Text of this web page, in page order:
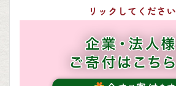
リックしてください